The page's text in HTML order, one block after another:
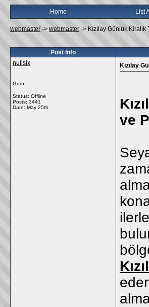
Home List
webmaster -> webmaster -> Kızılay Günlük
Post Info
nullsix
Guru
Status: Offline
Posts: 3441
Date: May 25th
Kızılay
ve